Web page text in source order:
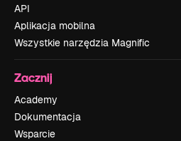
API
Aplikacja mobilna
Wszystkie narzędzia Magnific
Zacznij
Academy
Dokumentacja
Wsparcie